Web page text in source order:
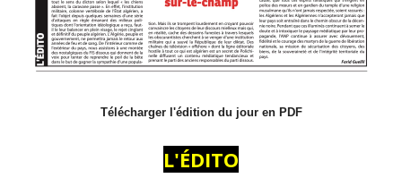
Télécharger l'édition du jour en PDF
L'ÉDITO